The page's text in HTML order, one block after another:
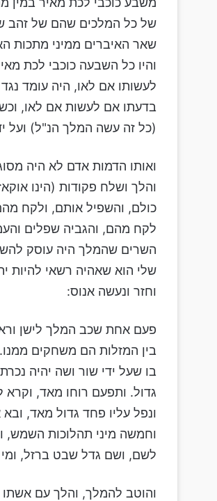
של כל המלכים שהם של זהב
שאר האיברים ממיני מתכות
והיו כל השבעה כוכבי לכת
לעשותו אם לאו, היה עומד
בדעתו אם לעשות אם לאו,
(כל זה עשה המלך הנ"ל) ועל
ואותו הדמות אדם לא היה
והלך ושלח פקודות (הינו
כולם, והשפיל אותם, ולקח
לקח מהם, והגביה שפלים
השרים שהמלך היה עוסק
שלי הוא שאהיה רשאי להיות
וחזר ונעשה אנוס:
פעם אחת שכב המלך לישן
בין המזלות הם משחקים
בו שעל ידי שור ושה יהיה
גדול. ותפעם רוחו מאד, וקרא
ונפל עליו פחד גדול מאד,
וחמשה מיני תהלוכות השמש,
לשם, ושם גדל שבט ברזל,
והוטב להמלך, והלך עם אשתו